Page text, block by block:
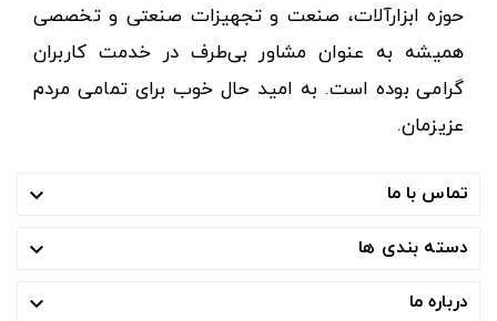
حوزه ابزارآلات، صنعت و تجهیزات صنعتی و تخصصی
همیشه به عنوان مشاور بی‌طرف در خدمت کاربران
گرامی بوده است. به امید حال خوب برای تمامی مردم
عزیزمان.
تماس با ما 
دسته بندی ها 
درباره ما 